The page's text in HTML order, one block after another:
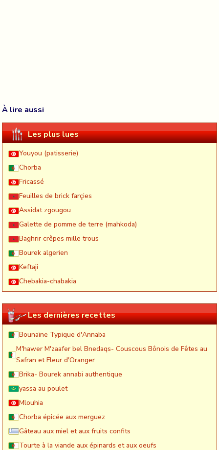
À lire aussi
Les plus lues
Youyou (patisserie)
Chorba
Fricassé
Feuilles de brick farçies
Assidat zgougou
Galette de pomme de terre (mahkoda)
Baghrir crêpes mille trous
Bourek algerien
Keftaji
Chebakia-chabakia
Les dernières recettes
Bounaïne Typique d'Annaba
M'hawer M'zaafer bel Bnedaqs- Couscous Bônois de Fêtes au
Safran et Fleur d'Oranger
Brika- Bourek annabi authentique
yassa au poulet
Mlouhia
Chorba épicée aux merguez
Gâteau aux miel et aux fruits confits
Tourte à la viande aux épinards et aux oeufs